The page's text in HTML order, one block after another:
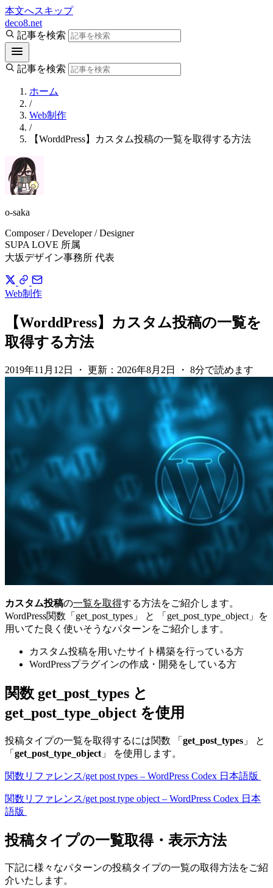
本文へスキップ
deco8.net
記事を検索
記事を検索
ホーム
/
Web制作
/
【WorddPress】カスタム投稿の一覧を取得する方法
o-saka
Composer / Developer / Designer
SUPA LOVE 所属
大坂デザイン事務所 代表
Web制作
【WorddPress】カスタム投稿の一覧を
取得する方法
2019年11月12日 ・ 更新： 2026年8月2日 ・ 8分で読めます
カスタム投稿の一覧を取得する方法をご紹介します。
WordPress関数「get_post_types」 と 「get_post_type_object」を
用いてた良く使いそうなパターンをご紹介します。
カスタム投稿を用いたサイト構築を行っている方
WordPressプラグインの作成・開発をしている方
関数 get_post_types と
get_post_type_object を使用
投稿タイプの一覧を取得するには関数 「 get_post_types 」 と
「 get_post_type_object 」 を使用します。
関数リファレンス/get post types – WordPress Codex 日本語版
関数リファレンス/get post type object – WordPress Codex 日本
語版
投稿タイプの一覧取得・表示方法
下記に様々なパターンの投稿タイプの一覧の取得方法をご紹
介いたします。